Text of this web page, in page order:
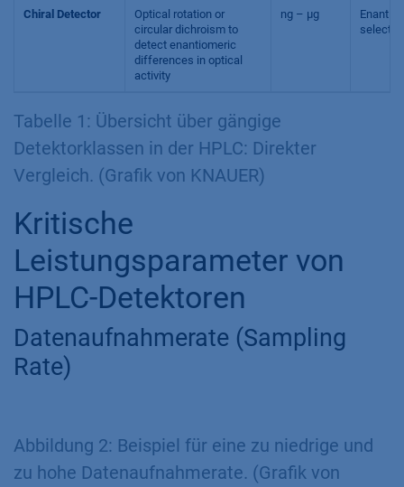
Chiral Detector
Optical rotation or
circular dichroism to
detect enantiomeric
differences in optical
activity
ng – µg
Tabelle 1: Übersicht über gängige
Detektorklassen in der HPLC: Direkter
Vergleich. (Grafik von KNAUER)
Kritische
Leistungsparameter von
HPLC-Detektoren
Datenaufnahmerate (Sampling
Rate)
Abbildung 2: Beispiel für eine zu niedrige und
zu hohe Datenaufnahmerate. (Grafik von